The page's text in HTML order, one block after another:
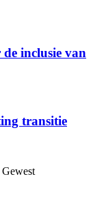
inclusie van
transitie